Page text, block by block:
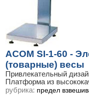
ACOM SI-1-60 -
(товарные) весы
Привлекательный
Платформа из
рубрика: предел